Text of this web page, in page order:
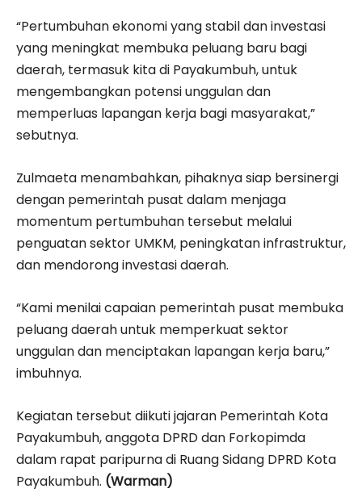
“Pertumbuhan ekonomi yang stabil dan investasi
yang meningkat membuka peluang baru bagi
daerah, termasuk kita di Payakumbuh, untuk
mengembangkan potensi unggulan dan
memperluas lapangan kerja bagi masyarakat,”
sebutnya.
Zulmaeta menambahkan, pihaknya siap bersinergi
dengan pemerintah pusat dalam menjaga
momentum pertumbuhan tersebut melalui
penguatan sektor UMKM, peningkatan infrastruktur,
dan mendorong investasi daerah.
“Kami menilai capaian pemerintah pusat membuka
peluang daerah untuk memperkuat sektor
unggulan dan menciptakan lapangan kerja baru,”
imbuhnya.
Kegiatan tersebut diikuti jajaran Pemerintah Kota
Payakumbuh, anggota DPRD dan Forkopimda
dalam rapat paripurna di Ruang Sidang DPRD Kota
Payakumbuh. (Warman)